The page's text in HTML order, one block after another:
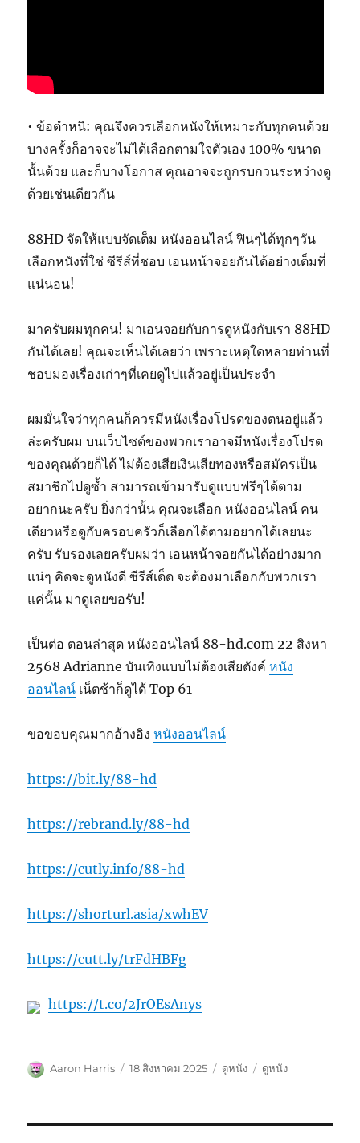
• ข้อตำหนิ: คุณจึงควรเลือกหนังให้เหมาะกับทุกคนด้วย
บางครั้งก็อาจจะไม่ได้เลือกตามใจตัวเอง 100% ขนาด
นั้นด้วย และก็บางโอกาส คุณอาจจะถูกรบกวนระหว่างดู
ด้วยเช่นเดียวกัน
88HD จัดให้แบบจัดเต็ม หนังออนไลน์ ฟินๆได้ทุกๆวัน
เลือกหนังที่ใช่ ซีรีส์ที่ชอบ เอนหน้าจอยกันได้อย่างเต็มที่
แน่นอน!
มาครับผมทุกคน! มาเอนจอยกับการดูหนังกับเรา 88HD
กันได้เลย! คุณจะเห็นได้เลยว่า เพราะเหตุใดหลายท่านที่
ชอบมองเรื่องเก่าๆที่เคยดูไปแล้วอยู่เป็นประจำ
ผมมั่นใจว่าทุกคนก็ควรมีหนังเรื่องโปรดของตนอยู่แล้ว
ล่ะครับผม บนเว็บไซต์ของพวกเราอาจมีหนังเรื่องโปรด
ของคุณด้วยก็ได้ ไม่ต้องเสียเงินเสียทองหรือสมัครเป็น
สมาชิกไปดูซ้ำ สามารถเข้ามารับดูแบบฟรีๆได้ตาม
อยากนะครับ ยิ่งกว่านั้น คุณจะเลือก หนังออนไลน์ คน
เดียวหรือดูกับครอบครัวก็เลือกได้ตามอยากได้เลยนะ
ครับ รับรองเลยครับผมว่า เอนหน้าจอยกันได้อย่างมาก
แน่ๆ คิดจะดูหนังดี ซีรีส์เด็ด จะต้องมาเลือกกับพวกเรา
แค่นั้น มาดูเลยขอรับ!
เป็นต่อ ตอนล่าสุด หนังออนไลน์ 88-hd.com 22 สิงหา
2568 Adrianne บันเทิงแบบไม่ต้องเสียตังค์หนัง
ออนไลน์ เน็ตช้าก็ดูได้ Top 61
ขอขอบคุณมากอ้างอิงหนังออนไลน์
https://bit.ly/88-hd
https://rebrand.ly/88-hd
https://cutly.info/88-hd
https://shorturl.asia/xwhEV
https://cutt.ly/trFdHBFg
https://t.co/2JrOEsAnys
ผู้
Aaron Harris
เขียน
18 สิงหาคม 2025
หมวด
ดูหนัง
ป้าย
ดูหนัง